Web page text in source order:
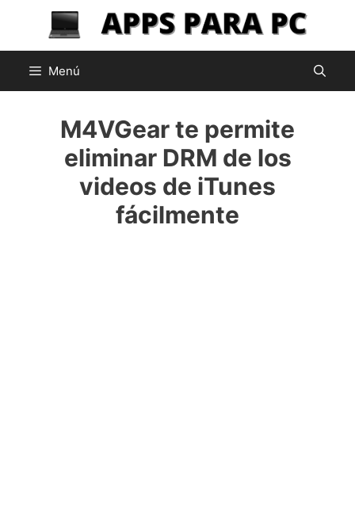
contenido
Menú
M4VGear te permite
eliminar DRM de los
videos de iTunes
fácilmente